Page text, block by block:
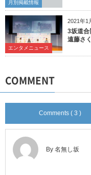
月別掲載情報
2021年1
エンタメニュース
3坂道
遠藤さ
COMMENT
Comments ( 3 )
By 名無し坂